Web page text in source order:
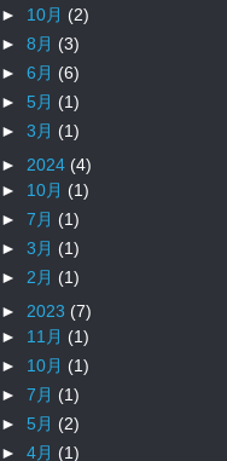
► 10月 (2)
► 8月 (3)
► 6月 (6)
► 5月 (1)
► 3月 (1)
► 2024 (4)
► 10月 (1)
► 7月 (1)
► 3月 (1)
► 2月 (1)
► 2023 (7)
► 11月 (1)
► 10月 (1)
► 7月 (1)
► 5月 (2)
► 4月 (1)